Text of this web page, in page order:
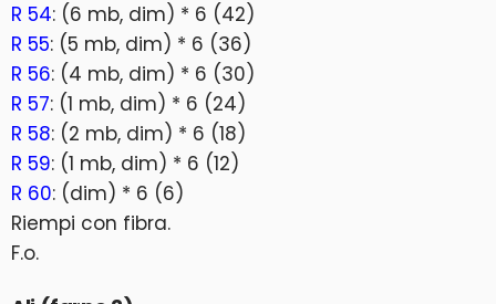
R 54: (6 mb, dim) * 6 (42)
R 55: (5 mb, dim) * 6 (36)
R 56: (4 mb, dim) * 6 (30)
R 57: (1 mb, dim) * 6 (24)
R 58: (2 mb, dim) * 6 (18)
R 59: (1 mb, dim) * 6 (12)
R 60: (dim) * 6 (6)
Riempi con fibra.
F.o.